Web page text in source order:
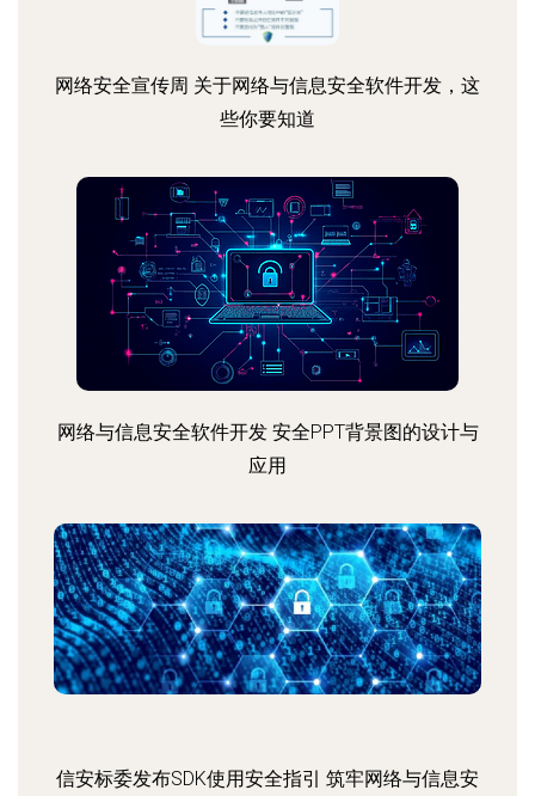
网络安全宣传周 关于网络与信息安全软件开发，这
些你要知道
网络与信息安全软件开发 安全PPT背景图的设计与
应用
信安标委发布SDK使用安全指引 筑牢网络与信息安